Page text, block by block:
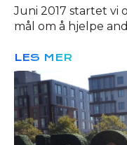
Juni 2017 startet vi
mål om å hjelpe
LES MER